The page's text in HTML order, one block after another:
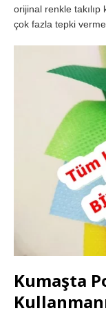
orijinal renkle takılıp
çok fazla tepki
Kumaşta